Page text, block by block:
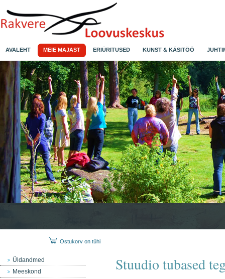
AVALEHT MEIE MAJAST ERIÜRITUSED KUNST & KÄSITÖÖ
Ostukorv on tühi
Üldandmed
Meeskond
Stuudio tubased